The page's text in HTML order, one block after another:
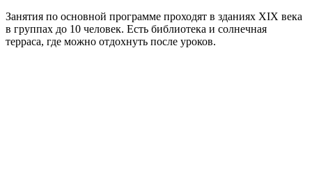
Занятия по основной программе проходят в зданиях XIX века
в группах до 10 человек. Есть библиотека и солнечная
терраса, где можно отдохнуть после уроков.